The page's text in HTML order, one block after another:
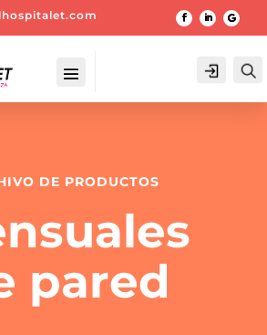
Login
DE PRODUCTOS
pared